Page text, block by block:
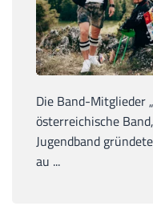
Die Band-Mitglieder
österreichische
Jugendband
au ...